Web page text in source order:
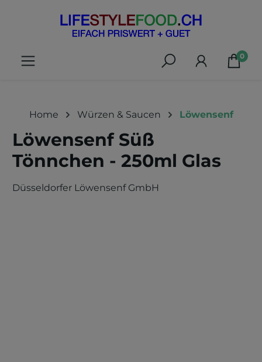
springen
0
Home Würzen & Saucen Löwensenf
Löwensenf Süß
Tönnchen - 250ml Glas
Düsseldorfer Löwensenf GmbH